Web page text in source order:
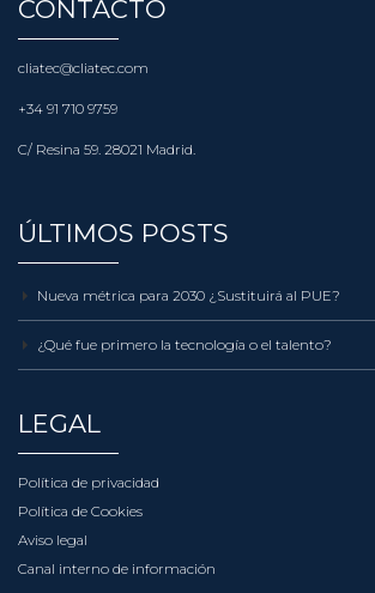
CONTACTO
cliatec@cliatec.com
+34 91 710 9759
C/ Resina 59. 28021 Madrid.
ÚLTIMOS POSTS
Nueva métrica para 2030 ¿Sustituirá al PUE?
¿Qué fue primero la tecnología o el talento?
LEGAL
Política de privacidad
Política de Cookies
Aviso legal
Canal interno de información